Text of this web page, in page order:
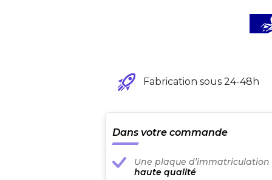
Fabrication sous 24-48h
Dans votre commande
Une plaque d’immatriculation
haute qualité